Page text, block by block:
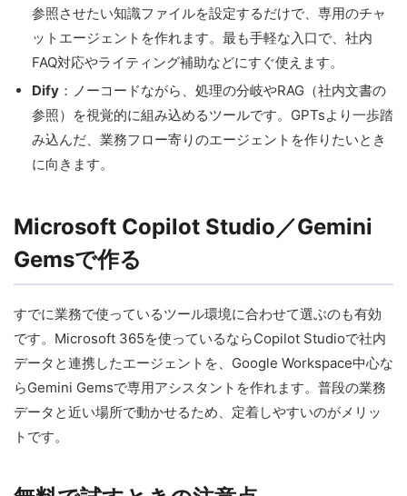
参照させたい知識ファイルを設定するだけで、専用のチャ
ットエージェントを作れます。最も手軽な入口で、社内
FAQ対応やライティング補助などにすぐ使えます。
Dify ：ノーコードながら、処理の分岐やRAG（社内文書の
参照）を視覚的に組み込めるツールです。GPTsより一歩踏
み込んだ、業務フロー寄りのエージェントを作りたいとき
に向きます。
Microsoft Copilot Studio／Gemini
Gemsで作る
すでに業務で使っているツール環境に合わせて選ぶのも有効
です。Microsoft 365を使っているならCopilot Studioで社内
データと連携したエージェントを、Google Workspace中心な
らGemini Gemsで専用アシスタントを作れます。普段の業務
データと近い場所で動かせるため、定着しやすいのがメリッ
トです。